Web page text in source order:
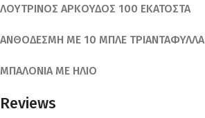
ΛΟΥΤΡΙΝΟΣ ΑΡΚΟΥΔΟΣ 100 ΕΚΑΤΟΣΤΑ
ΑΝΘΟΔΕΣΜΗ ΜΕ 10 ΜΠΛΕ ΤΡΙΑΝΤΑΦΥΛΛΑ
ΜΠΑΛΟΝΙΑ ΜΕ ΗΛΙΟ
Reviews